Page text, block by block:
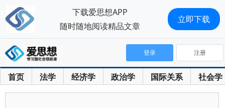
首页 法学 经济学 政治学 国际关系 社会学
登录 注册
下载爱思想APP
随时随地阅读精品文章
立即下载